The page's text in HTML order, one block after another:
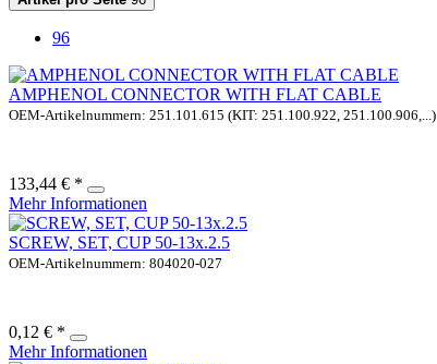
96
AMPHENOL CONNECTOR WITH FLAT CABLE
OEM-Artikelnummern: 251.101.615 (KIT: 251.100.922, 251.100.906,...)
133,44 € *
Mehr Informationen
SCREW, SET, CUP 50-13x.2.5
OEM-Artikelnummern: 804020-027
0,12 € *
Mehr Informationen